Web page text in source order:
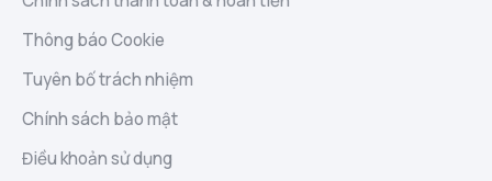
Thông báo Cookie
Tuyên bố trách nhiệm
Chính sách bảo mật
Điều khoản sử dụng